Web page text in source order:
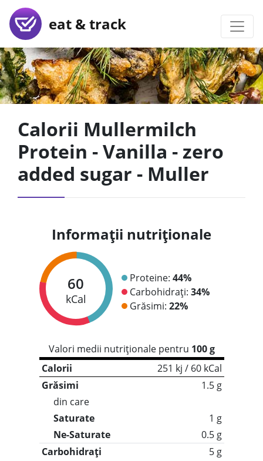
eat & track
Calorii Mullermilch
Protein - Vanilla - zero
added sugar - Muller
Informații nutriționale
60
kCal
Proteine: 44%
Carbohidrați: 34%
Grăsimi: 22%
Valori medii nutriționale pentru 100 g
Calorii
251 kj / 60 kCal
Grăsimi
1.5 g
din care
Saturate
1 g
Ne-Saturate
0.5 g
Carbohidrați
5 g